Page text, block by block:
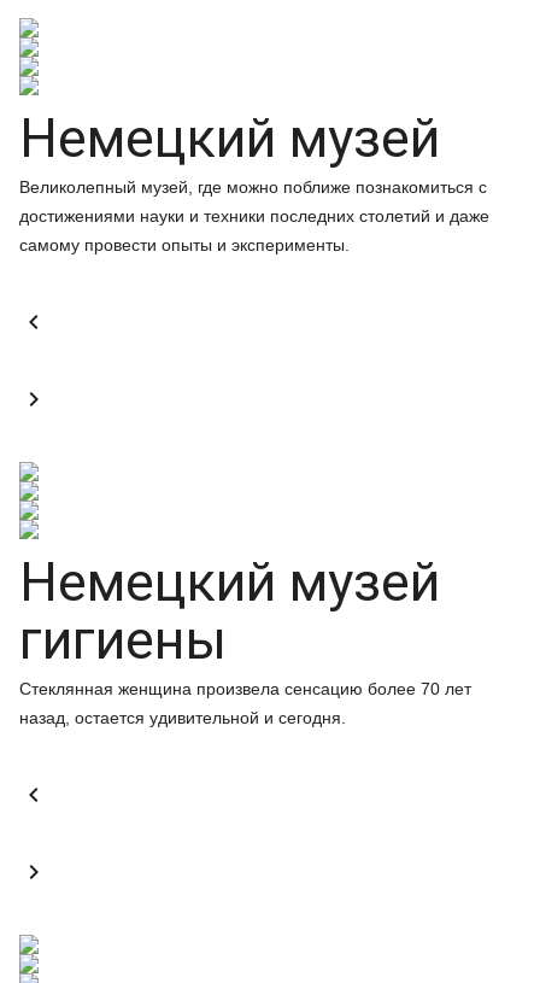
Немецкий музей
Великолепный музей, где можно поближе познакомиться с
достижениями науки и техники последних столетий и даже
самому провести опыты и эксперименты.


Немецкий музей
гигиены
Стеклянная женщина произвела сенсацию более 70 лет
назад, остается удивительной и сегодня.

